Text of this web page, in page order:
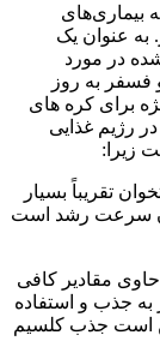
بیماری‌های
به عنوان یک
در مورد
فسفر به روز
برای کره های
رژیم غذایی
تقریباً بسیار
سرعت رشد است
حاوی مقادیر کافی
به جذب و استفاده
است جذب کلسیم